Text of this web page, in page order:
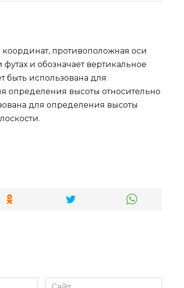
противоположная оси
и обозначает вертикальное
быть использована для
определения высоты относительно
для определения высоты
Сайт